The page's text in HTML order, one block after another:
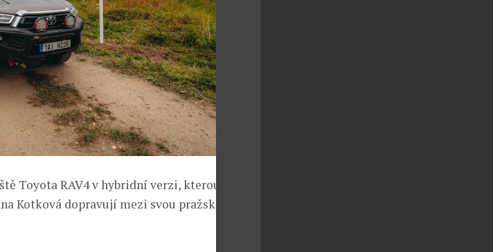
Toyota RAV4 v hybridní verzi, kterou se
Kotková dopravují mezi svou pražskou